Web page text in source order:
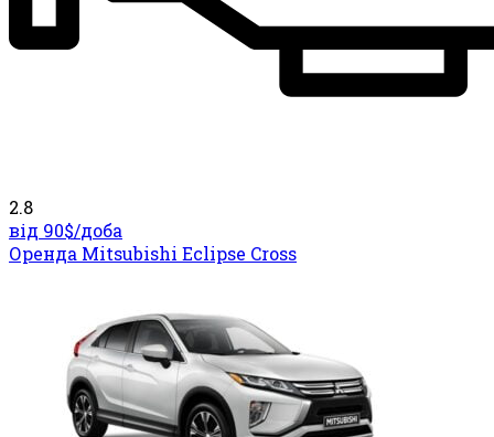
2.8
від 90$/доба
Оренда Mitsubishi Eclipse Cross